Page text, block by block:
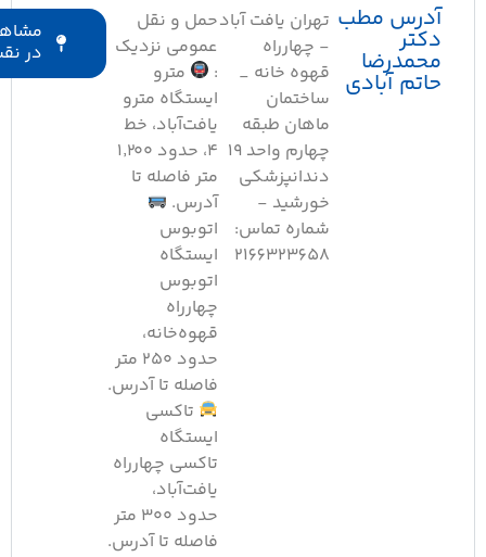
آدرس مطب
محمدرضا
حاتم آبادی
تهران یافت آباد
- چهارراه
قهوه خانه _
ساختمان
ماهان طبقه
چهارم واحد ۱۹
دندانپزشکی
خورشید -
شماره تماس:
2166323658
حمل و نقل
عمومی نزدیک
:
مترو
ایستگاه مترو
یافت‌آباد، خط
۴، حدود ۱٬۲۰۰
متر فاصله تا
آدرس.
اتوبوس
ایستگاه
اتوبوس
چهارراه
قهوه‌خانه،
حدود ۲۵۰ متر
فاصله تا آدرس.
تاکسی
ایستگاه
تاکسی چهارراه
یافت‌آباد،
حدود ۳۰۰ متر
فاصله تا آدرس.
مشاهده
در نقشه